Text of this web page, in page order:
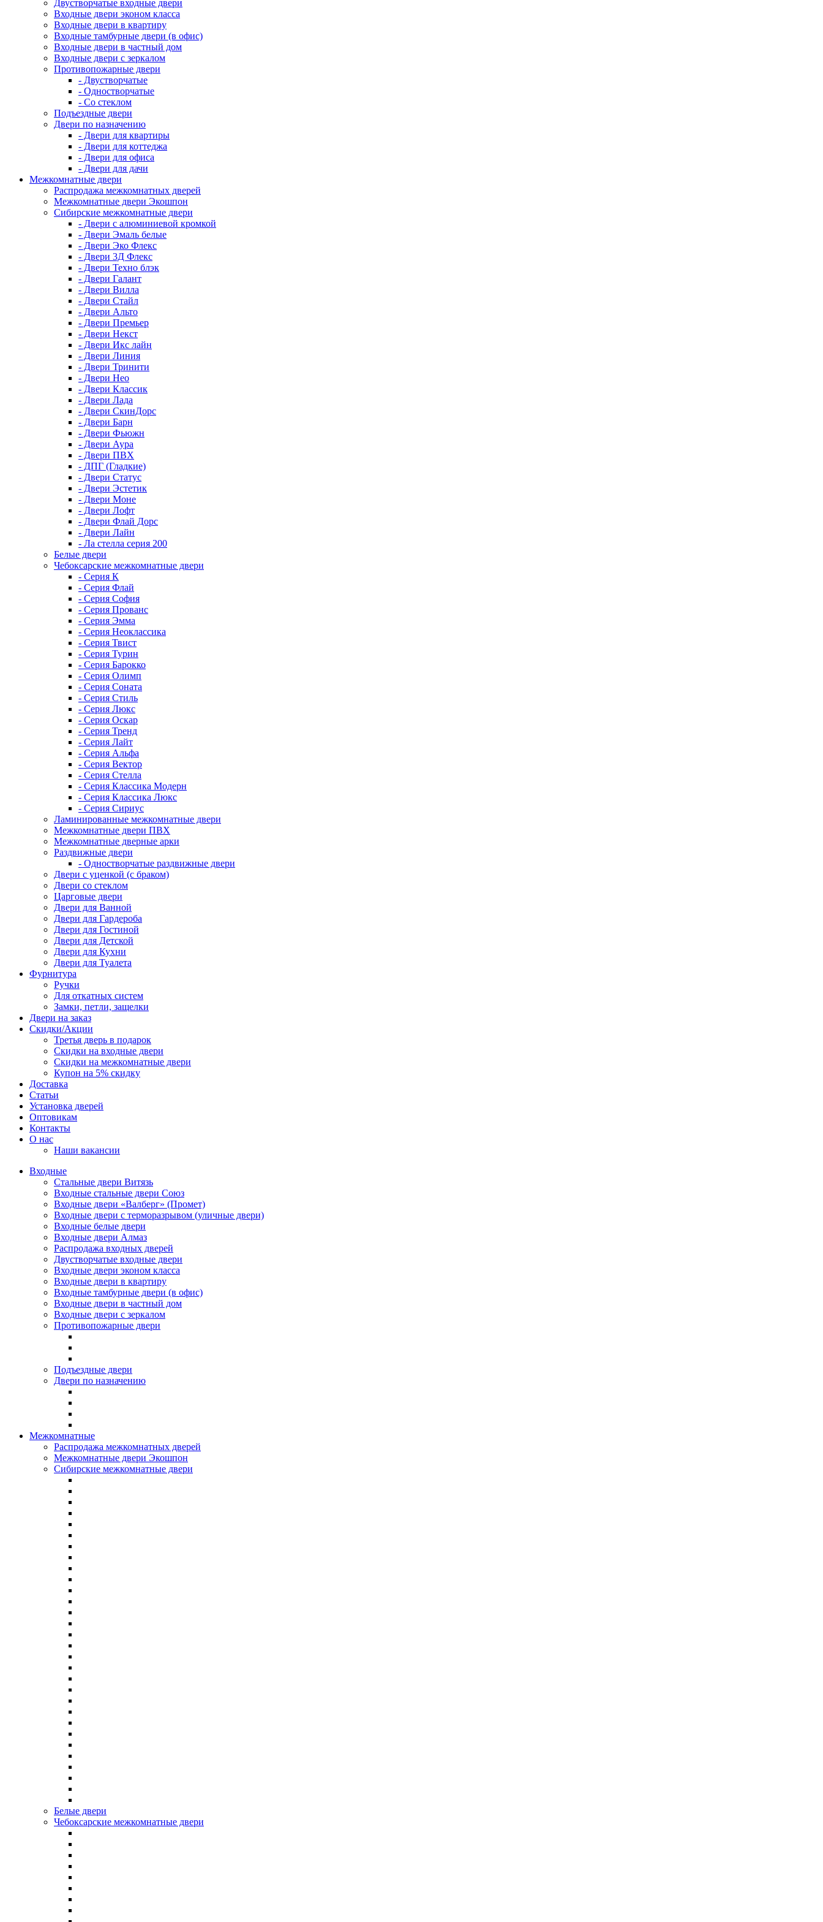
Двустворчатые входные двери
Входные двери эконом класса
Входные двери в квартиру
Входные тамбурные двери (в офис)
Входные двери в частный дом
Входные двери с зеркалом
Противопожарные двери
- Двустворчатые
- Одностворчатые
- Со стеклом
Подъездные двери
Двери по назначению
- Двери для квартиры
- Двери для коттеджа
- Двери для офиса
- Двери для дачи
Межкомнатные двери
Распродажа межкомнатных дверей
Межкомнатные двери Экошпон
Сибирские межкомнатные двери
- Двери с алюминиевой кромкой
- Двери Эмаль белые
- Двери Эко Флекс
- Двери 3Д Флекс
- Двери Техно блэк
- Двери Галант
- Двери Вилла
- Двери Стайл
- Двери Альто
- Двери Премьер
- Двери Некст
- Двери Икс лайн
- Двери Линия
- Двери Тринити
- Двери Нео
- Двери Классик
- Двери Лада
- Двери СкинДорс
- Двери Барн
- Двери Фьюжн
- Двери Аура
- Двери ПВХ
- ДПГ (Гладкие)
- Двери Статус
- Двери Эстетик
- Двери Моне
- Двери Лофт
- Двери Флай Дорс
- Двери Лайн
- Ла стелла серия 200
Белые двери
Чебоксарские межкомнатные двери
- Серия К
- Серия Флай
- Серия София
- Серия Прованс
- Серия Эмма
- Серия Неоклассика
- Серия Твист
- Серия Турин
- Серия Барокко
- Серия Олимп
- Серия Соната
- Серия Стиль
- Серия Люкс
- Серия Оскар
- Серия Тренд
- Серия Лайт
- Серия Альфа
- Серия Вектор
- Серия Стелла
- Серия Классика Модерн
- Серия Классика Люкс
- Серия Сириус
Ламинированные межкомнатные двери
Межкомнатные двери ПВХ
Межкомнатные дверные арки
Раздвижные двери
- Одностворчатые раздвижные двери
Двери с уценкой (с браком)
Двери со стеклом
Царговые двери
Двери для Ванной
Двери для Гардероба
Двери для Гостиной
Двери для Детской
Двери для Кухни
Двери для Туалета
Фурнитура
Ручки
Для откатных систем
Замки, петли, защелки
Двери на заказ
Скидки/Акции
Третья дверь в подарок
Скидки на входные двери
Скидки на межкомнатные двери
Купон на 5% скидку
Доставка
Статьи
Установка дверей
Оптовикам
Контакты
О нас
Наши вакансии
Входные
Стальные двери Витязь
Входные стальные двери Союз
Входные двери «Валберг» (Промет)
Входные двери с терморазрывом (уличные двери)
Входные белые двери
Входные двери Алмаз
Распродажа входных дверей
Двустворчатые входные двери
Входные двери эконом класса
Входные двери в квартиру
Входные тамбурные двери (в офис)
Входные двери в частный дом
Входные двери с зеркалом
Противопожарные двери
Подъездные двери
Двери по назначению
Межкомнатные
Распродажа межкомнатных дверей
Межкомнатные двери Экошпон
Сибирские межкомнатные двери
Белые двери
Чебоксарские межкомнатные двери